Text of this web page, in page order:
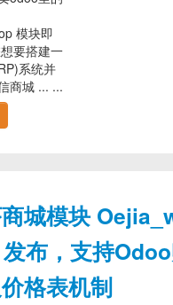
模块即
要搭建一
系统并
商城 ... ...
城模块
布，支持
格表机制